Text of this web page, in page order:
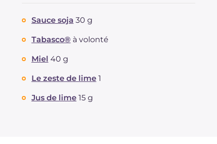
Sauce soja 30 g
Tabasco® à volonté
Miel 40 g
Le zeste de lime 1
Jus de lime 15 g